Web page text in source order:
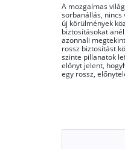
A mozgalmas
sorbanállás, nincs
új körülmények
biztosításokat
azonnali
rossz biztosítást
szinte pillanatok
előnyt jelent,
egy rossz,